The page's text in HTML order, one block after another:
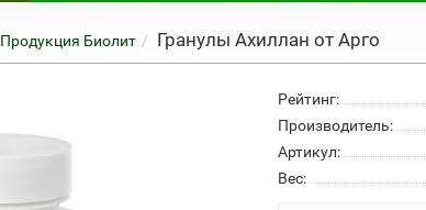
Продукция Биолит Гранулы Ахиллан от Арго
Рейтинг:
Производитель:
Артикул:
Вес: